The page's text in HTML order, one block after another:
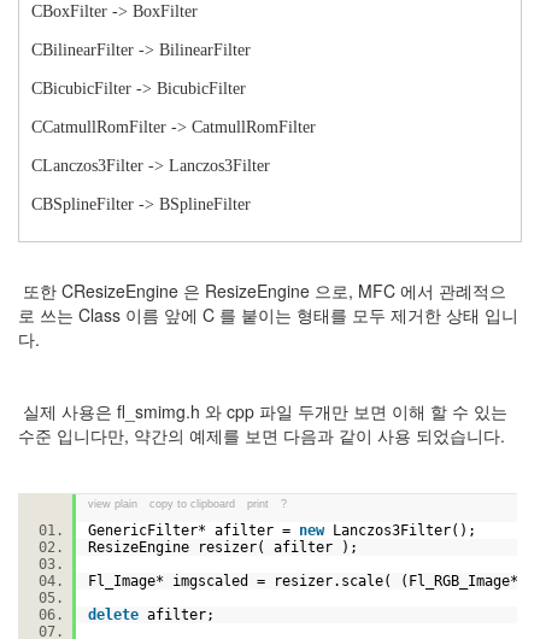
CBoxFilter -> BoxFilter
CBilinearFilter -> BilinearFilter
CBicubicFilter -> BicubicFilter
CCatmullRomFilter -> CatmullRomFilter
CLanczos3Filter -> Lanczos3Filter
CBSplineFilter -> BSplineFilter
또한 CResizeEngine 은 ResizeEngine 으로, MFC 에서 관례적으
로 쓰는 Class 이름 앞에 C 를 붙이는 형태를 모두 제거한 상태 입니
다.
실제 사용은 fl_smimg.h 와 cpp 파일 두개만 보면 이해 할 수 있는
수준 입니다만, 약간의 예제를 보면 다음과 같이 사용 되었습니다.
view plain copy to clipboard print ?
GenericFilter* afilter = new Lanczos3Filter();
ResizeEngine resizer( afilter );
Fl_Image* imgscaled = resizer.scale(
delete afilter;